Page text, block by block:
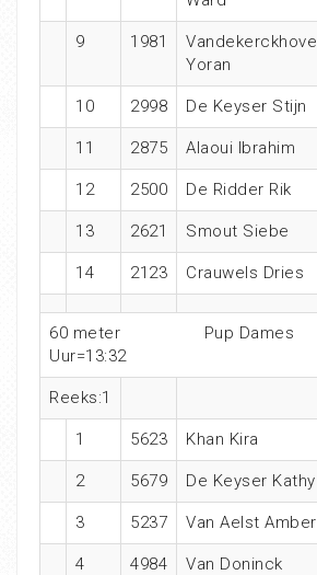
9 1981
Vandekerckhove
Yoran
10 2998 De Keyser Stijn
11 2875 Alaoui Ibrahim
12 2500 De Ridder Rik
13 2621 Smout Siebe
14 2123 Crauwels Dries
60 meter Pup Dames
Uur=13:32
Reeks:1
1 5623 Khan Kira
2 5679 De Keyser Kathy
3 5237 Van Aelst Amber
4 4984
Van Doninck